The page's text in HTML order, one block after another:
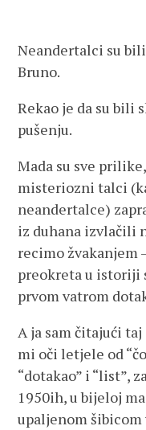
Neandertalci su
Bruno.
Rekao je da su bili
pušenju.
Mada su sve
misteriozni talci
neandertalce)
iz duhana izvlačili
recimo žvakanjem
preokreta u istoriji
prvom vatrom
A ja sam čitajući
mi oči letjele od
“dotakao” i “list”,
1950ih, u bijeloj
upaljenom šibicom